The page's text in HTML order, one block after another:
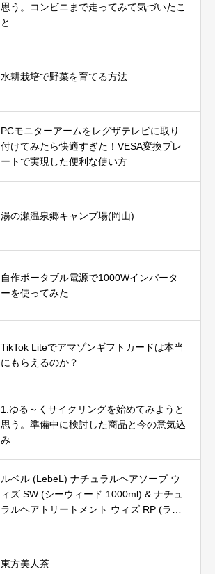
思う。コンビニまで走ってみて気づいたこ
と
水耕栽培で野菜を育てる方法
PCモニターアームをレグザテレビに取り
付けてみたら快適すぎた！VESA変換プレ
ートで実現した便利な使い方
湯の瀬温泉郷キャンプ場(岡山)
自作ポータブル電源で1000Wインバータ
ーを使ってみた
TikTok Liteでアマゾンギフトカードは本当
にもらえるのか？
1.ゆる～くサイクリングを始めてみようと
思う。準備中に検討した商品と今の意気込
み
ルベル (LebeL) ナチュラルヘアソープ ウ
ィズ SW (シーウィード 1000ml) & ナチュ
ラルヘアトリートメント ウィズ RP (ライ
東方美人茶